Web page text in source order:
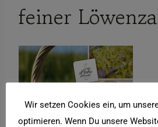
feiner
Wir setzen Cookies ein, um
optimieren. Wenn Du unsere